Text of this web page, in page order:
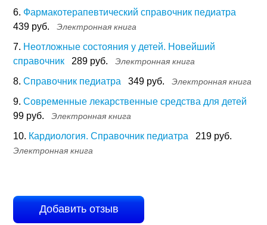
6. Фармакотерапевтический справочник педиатра
439 руб.
Электронная книга
7. Неотложные состояния у детей. Новейший
справочник
289 руб. Электронная книга
8. Справочник педиатра 349 руб. Электронная книга
9. Современные лекарственные средства для детей
99 руб.
Электронная книга
10. Кардиология. Справочник педиатра 219 руб.
Электронная книга
Добавить отзыв